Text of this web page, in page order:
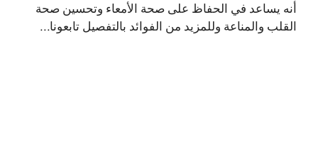
أنه يساعد في الحفاظ على صحة الأمعاء وتحسين صحة
القلب والمناعة وللمزيد من الفوائد بالتفصيل تابعونا…